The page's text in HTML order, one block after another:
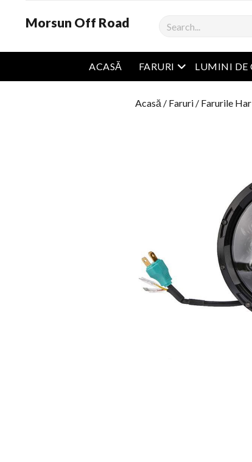
Morsun Off Road Căutare
ACASĂ FARURI Meniu Deschide
LUMINI DE
Acasă / Faruri / Farurile